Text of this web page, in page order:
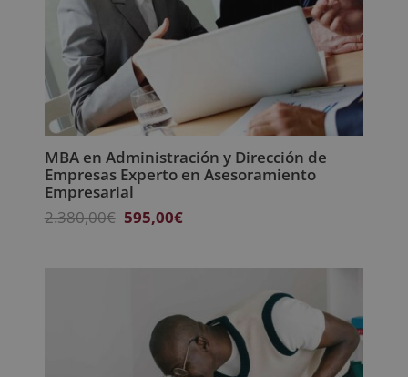
MBA en Administración y Dirección de
Empresas Experto en Asesoramiento
Empresarial
2.380,00€ El
595,00€El